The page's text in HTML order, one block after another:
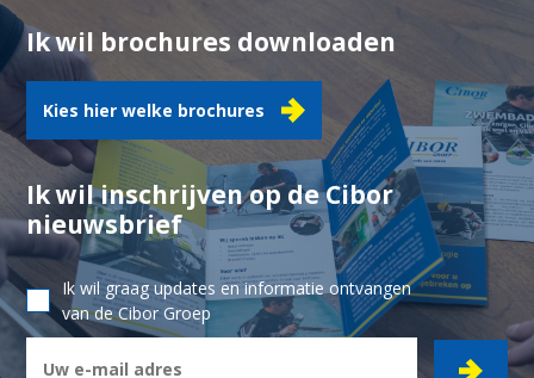
Ik wil brochures downloaden
Kies hier welke brochures
Ik wil inschrijven op de Cibor
nieuwsbrief
Ik wil graag updates en informatie ontvangen
van de Cibor Groep